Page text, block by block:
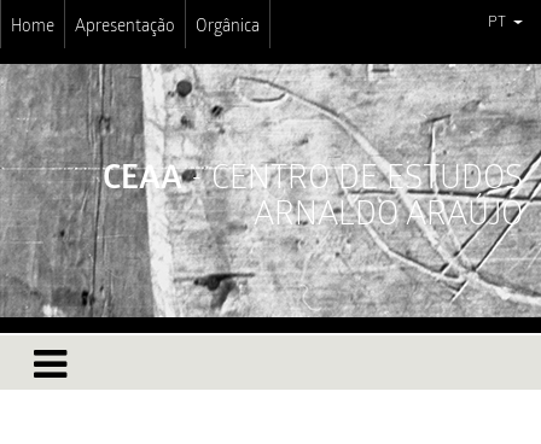
Home Apresentação Orgânica PT
CEAA- CENTRO DE ESTUDOS
ARNALDO ARAÚJO